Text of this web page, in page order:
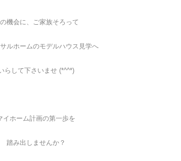
機会に、ご家族そろって
ルホームのモデルハウス見学へ
らして下さいませ (*^^*)
イホーム計画の第一歩を
踏み出しませんか？